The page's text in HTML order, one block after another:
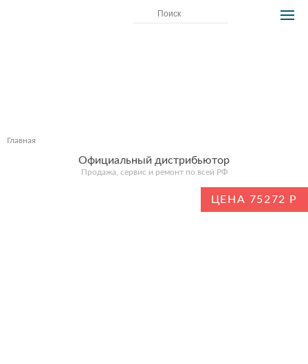
Главная
Официальный дистрибьютор
Продажа, сервис и ремонт по всей РФ
ЦЕНА 75272